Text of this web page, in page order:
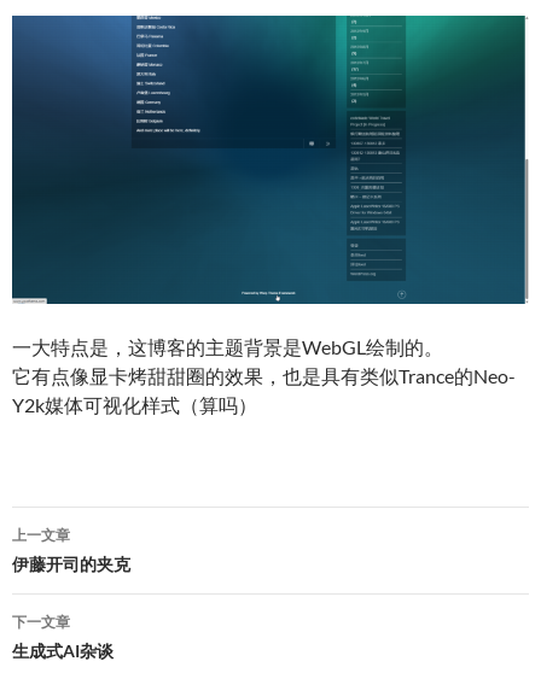
一大特点是，这博客的主题背景是WebGL绘制的。
它有点像显卡烤甜甜圈的效果，也是具有类似Trance的Neo-
Y2k媒体可视化样式（算吗）
文
章
导
航
上一文章
伊藤开司的夹克
下一文章
生成式AI杂谈